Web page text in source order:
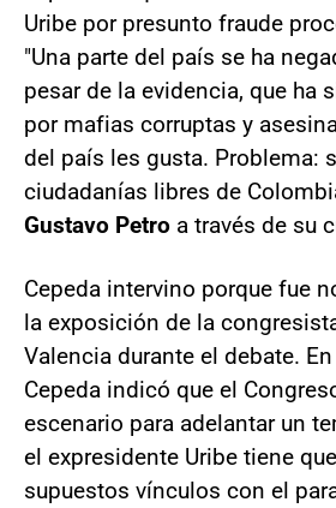
Uribe por presunto fraude
"Una parte del país se ha
pesar de la evidencia, que ha
por mafias corruptas y
del país les gusta. Problema:
ciudadanías libres de
Gustavo Petro a través de su
Cepeda intervino porque fue
la exposición de la
Valencia durante el debate.
Cepeda indicó que el
escenario para adelantar un
el expresidente Uribe tiene
supuestos vínculos con el